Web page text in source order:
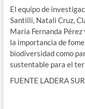
El equipo de
Santilli, Natali Cruz,
María Fernanda
la importancia de
biodiversidad como
sustentable para el
FUENTE LADERA SUR